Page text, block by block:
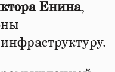
Енина,